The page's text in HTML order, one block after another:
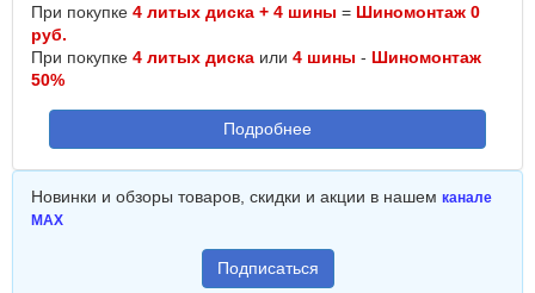
При покупке 4 литых диска + 4 шины = Шиномонтаж 0
руб.
При покупке 4 литых диска или 4 шины - Шиномонтаж
50%
Подробнее
Новинки и обзоры товаров, скидки и акции в нашем канале
MAX
Подписаться